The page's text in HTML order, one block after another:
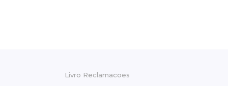
Livro Reclamacoes